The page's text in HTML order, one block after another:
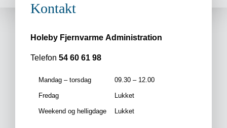
Kontakt
Holeby Fjernvarme Administration
Telefon 54 60 61 98
Mandag – torsdag 09.30 – 12.00
Fredag Lukket
Weekend og helligdage Lukket